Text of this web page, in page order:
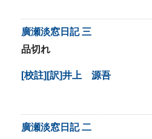
廣瀬淡窓日記 三
品切れ
[校註][訳]井上 源吾
廣瀬淡窓日記 二